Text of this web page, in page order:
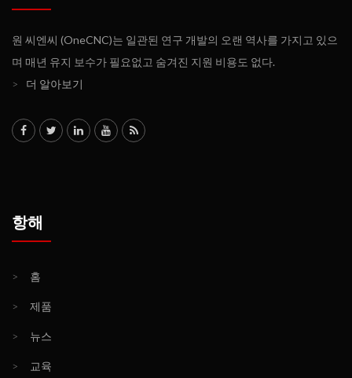
원 씨엔씨 (OneCNC)는 일관된 연구 개발의 오랜 역사를 가지고 있으
며 매년 유지 보수가 필요없고 숨겨진 지원 비용도 없다.
>
더 알아보기
항해
> 홈
> 제품
> 뉴스
> 교육